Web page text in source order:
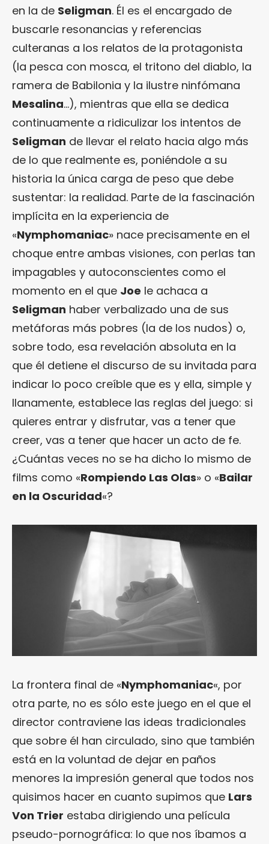
en la de Seligman. Él es el encargado de
buscarle resonancias y referencias
culteranas a los relatos de la protagonista
(la pesca con mosca, el tritono del diablo, la
ramera de Babilonia y la ilustre ninfómana
Mesalina…), mientras que ella se dedica
continuamente a ridiculizar los intentos de
Seligman de llevar el relato hacia algo más
de lo que realmente es, poniéndole a su
historia la única carga de peso que debe
sustentar: la realidad. Parte de la fascinación
implícita en la experiencia de
«Nymphomaniac» nace precisamente en el
choque entre ambas visiones, con perlas tan
impagables y autoconscientes como el
momento en el que Joe le achaca a
Seligman haber verbalizado una de sus
metáforas más pobres (la de los nudos) o,
sobre todo, esa revelación absoluta en la
que él detiene el discurso de su invitada para
indicar lo poco creíble que es y ella, simple y
llanamente, establece las reglas del juego: si
quieres entrar y disfrutar, vas a tener que
creer, vas a tener que hacer un acto de fe.
¿Cuántas veces no se ha dicho lo mismo de
films como «Rompiendo Las Olas» o «Bailar
en la Oscuridad«?
La frontera final de «Nymphomaniac«, por
otra parte, no es sólo este juego en el que el
director contraviene las ideas tradicionales
que sobre él han circulado, sino que también
está en la voluntad de dejar en paños
menores la impresión general que todos nos
quisimos hacer en cuanto supimos que Lars
Von Trier estaba dirigiendo una película
pseudo-pornográfica: lo que nos íbamos a